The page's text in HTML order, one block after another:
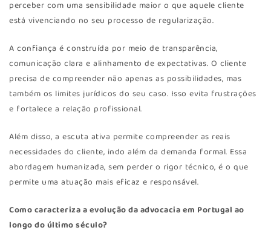
perceber com uma sensibilidade maior o que aquele cliente
está vivenciando no seu processo de regularização.
A confiança é construída por meio de transparência,
comunicação clara e alinhamento de expectativas. O cliente
precisa de compreender não apenas as possibilidades, mas
também os limites jurídicos do seu caso. Isso evita frustrações
e fortalece a relação profissional.
Além disso, a escuta ativa permite compreender as reais
necessidades do cliente, indo além da demanda formal. Essa
abordagem humanizada, sem perder o rigor técnico, é o que
permite uma atuação mais eficaz e responsável.
Como caracteriza a evolução da advocacia em Portugal ao
longo do último século?